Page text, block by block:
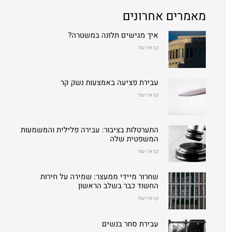
מאמרים אחרונים
איך מגישים תלונה במשטרה?
קרא/י עוד
עבירת פציעה באמצעות נשק קר
קרא/י עוד
התערטלות בציבור: עבירה פלילית והמשמעות
המשפטית שלה
קרא/י עוד
שחרור מיידי ממעצר: שמירה על חירות
החשוד כבר בשלב הראשון
קרא/י עוד
עבירת סחר בנשים